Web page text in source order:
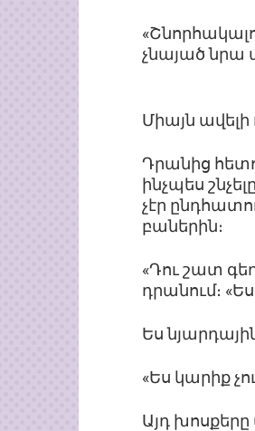
չնայած նրա
Միայն ավելի
Դրանից հետո
ինչպես
չէր
բաներին։
«Դու շատ
դրանում։
Ես
«Ես կարիք
Այդ